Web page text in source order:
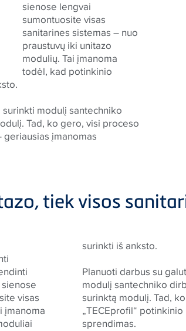
sienose lengvai
sumontuosite visas
sanitarines sistemas – nuo
praustuvų iki unitazo
modulių. Tai įmanoma
todėl, kad potinkinio
modulį santechniko
Tad, ko gero, visi proceso
įmanomas
tiek visos
visas
įmanoma
surinkti iš anksto.
Planuoti darbus su
modulį santechniko
surinktą modulį. Tad,
„TECEprofil“
sprendimas.